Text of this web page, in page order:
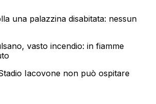
una palazzina disabitata: nessun
vasto incendio: in fiamme
Iacovone non può ospitare